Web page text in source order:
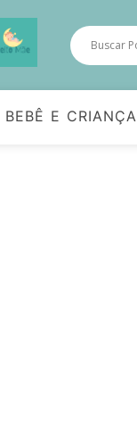
BEBÊ E CRIANÇA